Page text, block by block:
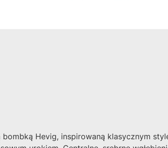
Hevig, inspirowaną klasycznym